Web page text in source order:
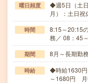
曜日頻度
◆週5日（土
月）：土日祝
時間
8:15～20:15
務／ 08：45
期間 8月～長期勤
時給
◆時給1630
～1680円 月